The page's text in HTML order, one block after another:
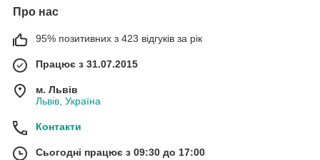
Про нас
95% позитивних з 423 відгуків за рік
Працює з 31.07.2015
м. Львів
Львів, Україна
Контакти
Сьогодні працює з 09:30 до 17:00